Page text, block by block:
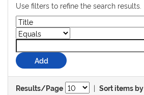
Use filters to refine the search results.
Results/Page | Sort items by